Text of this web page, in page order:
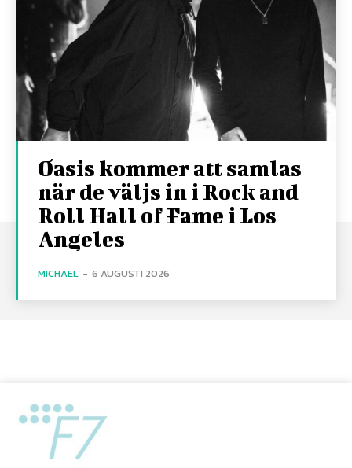
Oasis kommer att samlas
när de väljs in i Rock and
Roll Hall of Fame i Los
Angeles
MICHAEL - 6 AUGUSTI 2026